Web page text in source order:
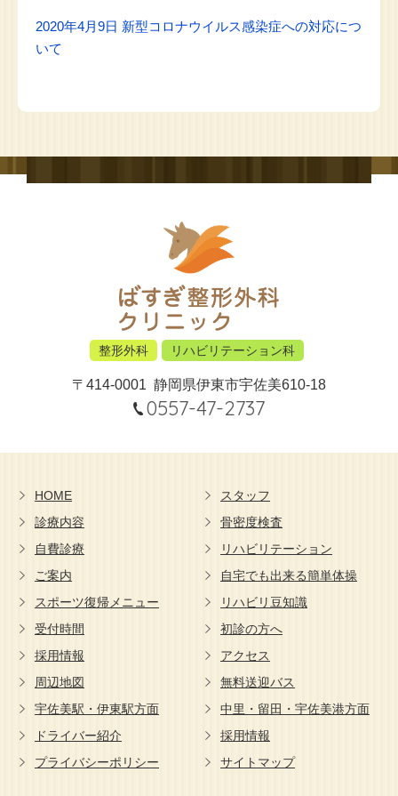
2020年4月9日 新型コロナウイルス感染症への対応につ
いて
整形外科 リハビリテーション科
〒414-0001 静岡県伊東市宇佐美610-18
0557-47-2737
HOME
スタッフ
診療内容
骨密度検査
自費診療
リハビリテーション
ご案内
自宅でも出来る簡単体操
スポーツ復帰メニュー
リハビリ豆知識
受付時間
初診の方へ
採用情報
アクセス
周辺地図
無料送迎バス
宇佐美駅・伊東駅方面
中里・留田・宇佐美港方面
ドライバー紹介
採用情報
プライバシーポリシー
サイトマップ